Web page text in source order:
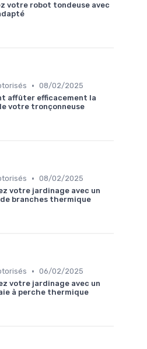
votre robot tondeuse avec
• 08/02/2025
affûter efficacement la
votre tronçonneuse
• 08/02/2025
votre jardinage avec un
branches thermique
• 06/02/2025
votre jardinage avec un
à perche thermique